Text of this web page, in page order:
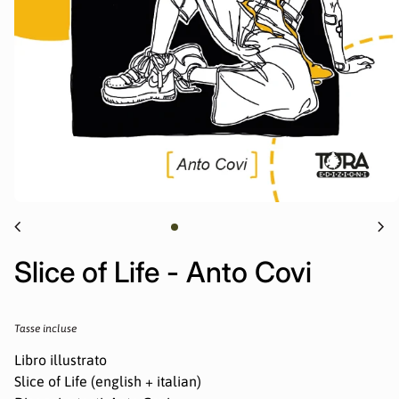
chevron_left chevron_right
Slice of Life - Anto Covi
Tasse incluse
Libro illustrato
Slice of Life (english + italian)